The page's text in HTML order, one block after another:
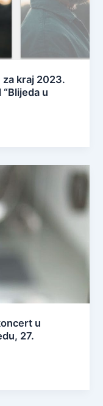
za kraj 2023.
u
u
27.